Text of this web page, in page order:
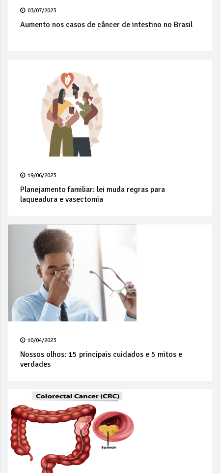
03/07/2023
Aumento nos casos de câncer de intestino no Brasil
19/06/2023
Planejamento familiar: lei muda regras para
laqueadura e vasectomia
10/04/2023
Nossos olhos: 15 principais cuidados e 5 mitos e
verdades